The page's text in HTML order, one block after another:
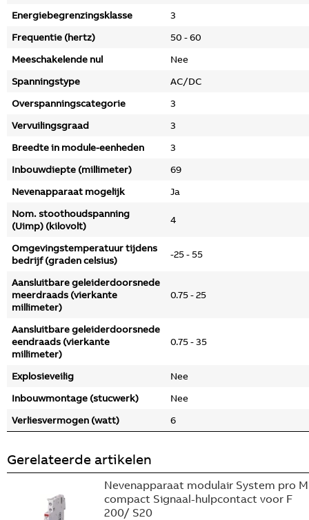
Energiebegrenzingsklasse
3
Frequentie (hertz)
50 - 60
Meeschakelende nul
Nee
Spanningstype
AC/DC
Overspanningscategorie
3
Vervuilingsgraad
3
Breedte in module-eenheden
3
Inbouwdiepte (millimeter)
69
Nevenapparaat mogelijk
Ja
Nom. stoothoudspanning
(Uimp) (kilovolt)
4
Omgevingstemperatuur tijdens
bedrijf (graden celsius)
-25 - 55
Aansluitbare geleiderdoorsnede
meerdraads (vierkante
millimeter)
0.75 - 25
Aansluitbare geleiderdoorsnede
eendraads (vierkante
millimeter)
0.75 - 35
Explosieveilig
Nee
Inbouwmontage (stucwerk)
Nee
Verliesvermogen (watt)
6
Gerelateerde artikelen
Nevenapparaat modulair System pro M
compact Signaal-hulpcontact voor F
200/ S20